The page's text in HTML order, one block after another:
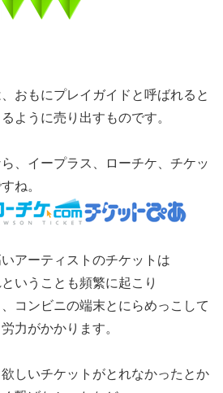
おもにプレイガイドと呼ばれると
ように売り出すものです。
、イープラス、ローチケ、チケッ
ね。
アーティストのチケットは
いうことも頻繁に起こり
コンビニの端末とにらめっこして
力がかかります。
しいチケットがとれなかったとか